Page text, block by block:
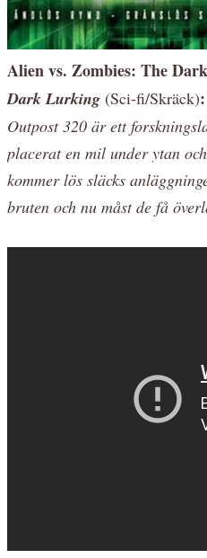
Alien vs. Zombies: The
Dark Lurking (Sci-fi/Skräck):
Outpost 320 är ett
placerat en mil under ytan
kommer lös släcks
bruten och nu måst de få